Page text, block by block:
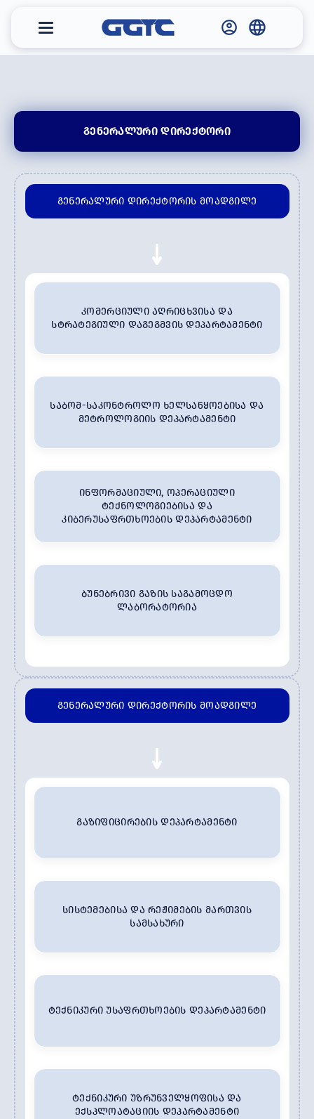
ᲒᲔᲜᲔᲠᲐᲚᲣᲠᲘ ᲓᲘᲠᲔᲥᲢᲝᲠᲘ
ᲒᲔᲜᲔᲠᲐᲚᲣᲠᲘ ᲓᲘᲠᲔᲥᲢᲝᲠᲘᲡ ᲛᲝᲐᲓᲒᲘᲚᲔ
ᲙᲝᲛᲔᲠᲪᲘᲣᲚᲘ ᲐᲦᲠᲘᲪᲮᲕᲘᲡᲐ ᲓᲐ
ᲡᲢᲠᲐᲢᲔᲒᲘᲣᲚᲘ ᲓᲐᲒᲔᲒᲛᲕᲘᲡ ᲓᲔᲞᲐᲠᲢᲐᲛᲔᲜᲢᲘ
ᲡᲐᲑᲝᲛ-ᲡᲐᲙᲝᲜᲢᲠᲝᲚᲝ ᲮᲔᲚᲡᲐᲬᲧᲝᲔᲑᲘᲡᲐ ᲓᲐ
ᲛᲔᲢᲠᲝᲚᲝᲒᲘᲘᲡ ᲓᲔᲞᲐᲠᲢᲐᲛᲔᲜᲢᲘ
ᲘᲜᲤᲝᲠᲛᲐᲪᲘᲣᲚᲘ, ᲝᲞᲔᲠᲐᲪᲘᲣᲚᲘ
ᲢᲔᲥᲜᲝᲚᲝᲒᲘᲔᲑᲘᲡᲐ ᲓᲐ
ᲙᲘᲑᲔᲠᲣᲡᲐᲤᲠᲗᲮᲝᲔᲑᲘᲡ ᲓᲔᲞᲐᲠᲢᲐᲛᲔᲜᲢᲘ
ᲑᲣᲜᲔᲑᲠᲘᲕᲘ ᲒᲐᲖᲘᲡ ᲡᲐᲒᲐᲛᲝᲪᲓᲝ
ᲚᲐᲑᲝᲠᲐᲢᲝᲠᲘᲐ
ᲒᲔᲜᲔᲠᲐᲚᲣᲠᲘ ᲓᲘᲠᲔᲥᲢᲝᲠᲘᲡ ᲛᲝᲐᲓᲒᲘᲚᲔ
ᲒᲐᲖᲘᲤᲘᲪᲘᲠᲔᲑᲘᲡ ᲓᲔᲞᲐᲠᲢᲐᲛᲔᲜᲢᲘ
ᲡᲘᲡᲢᲔᲛᲔᲑᲘᲡᲐ ᲓᲐ ᲠᲔᲟᲘᲛᲔᲑᲘᲡ ᲛᲐᲠᲗᲕᲘᲡ
ᲡᲐᲛᲡᲐᲮᲣᲠᲘ
ᲢᲔᲥᲜᲘᲙᲣᲠᲘ ᲣᲡᲐᲤᲠᲗᲮᲝᲔᲑᲘᲡ ᲓᲔᲞᲐᲠᲢᲐᲛᲔᲜᲢᲘ
ᲢᲔᲥᲜᲘᲙᲣᲠᲘ ᲣᲖᲠᲣᲜᲕᲔᲚᲧᲝᲤᲘᲡᲐ ᲓᲐ
ᲔᲥᲡᲞᲚᲝᲐᲢᲐᲪᲘᲘᲡ ᲓᲔᲞᲐᲠᲢᲐᲛᲔᲜᲢᲘ